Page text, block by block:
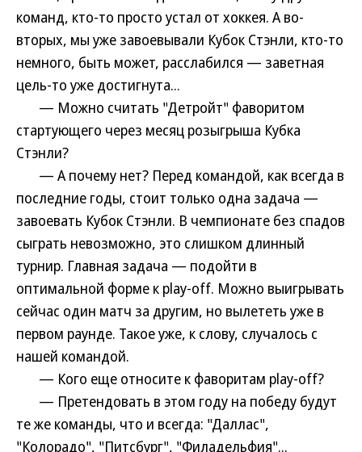
команд, кто-то просто устал от хоккея. А во-
вторых, мы уже завоевывали Кубок Стэнли, кто-то
немного, быть может, расслабился — заветная
цель-то уже достигнута...
— Можно считать "Детройт" фаворитом
стартующего через месяц розыгрыша Кубка
Стэнли?
— А почему нет? Перед командой, как всегда в
последние годы, стоит только одна задача —
завоевать Кубок Стэнли. В чемпионате без спадов
сыграть невозможно, это слишком длинный
турнир. Главная задача — подойти в
оптимальной форме к play-off. Можно выигрывать
сейчас один матч за другим, но вылететь уже в
первом раунде. Такое уже, к слову, случалось с
нашей командой.
— Кого еще относите к фаворитам play-off?
— Претендовать в этом году на победу будут
те же команды, что и всегда: "Даллас",
"Колорадо", "Питсбург", "Филадельфия"...